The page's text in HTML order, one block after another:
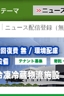
届けします。
に追加 よく見る
ニュース配信登録（無